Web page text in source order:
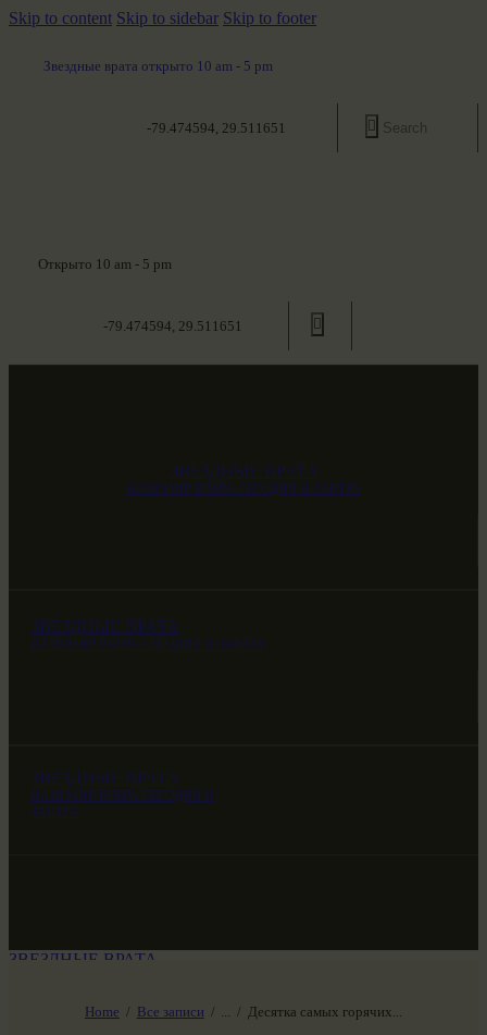
Skip to content Skip to sidebar Skip to footer
Звездные врата открыто 10 am - 5 pm
-79.474594, 29.511651
Открыто 10 am - 5 pm
-79.474594, 29.511651
ЗВЕЗДНЫЕ ВРАТА
НАШ МИР ВЧЕРА СЕГОДНЯ И ЗАВТРА
ЗВЕЗДНЫЕ ВРАТА
НАШ МИР ВЧЕРА СЕГОДНЯ И ЗАВТРА
ЗВЕЗДНЫЕ ВРАТА
НАШ МИР ВЧЕРА СЕГОДНЯ И
ЗАВТРА
Home Все записи Десятка самых горячих...
ЗВЕЗДНЫЕ ВРАТА
SG-6